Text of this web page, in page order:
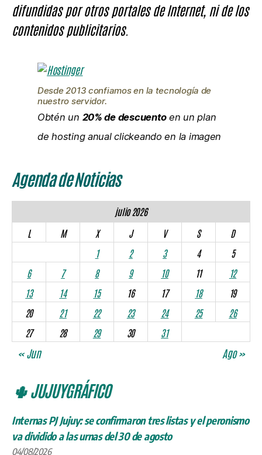
difundidas por otros portales de Internet, ni de los
contenidos publicitarios.
Desde 2013 confiamos en la tecnología de
nuestro servidor.
Obtén un 20% de descuentoen un plan
de hosting anual clickeando en la imagen
Agenda de Noticias
julio 2026
L
M X J V S
D
1
2 3 4
5
6
7 8 9 10 11
12
13
14 15 16 17 18
19
20
21 22 23 24 25
26
27
28 29 30 31
« Jun Ago »
🌵 JUJUYGRÁFICO
Internas PJ Jujuy: se confirmaron tres listas y el peronismo
va dividido a las urnas del 30 de agosto
04/08/2026